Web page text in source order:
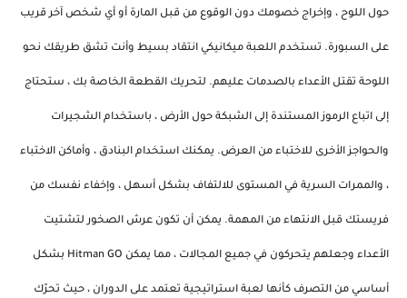
حول اللوح ، وإخراج خصومك دون الوقوع من قبل المارة أو أي شخص آخر قريب
على السبورة. تستخدم اللعبة ميكانيكي انتقاد بسيط وأنت تشق طريقك نحو
اللوحة تقتل الأعداء بالصدمات عليهم. لتحريك القطعة الخاصة بك ، ستحتاج
إلى اتباع الرموز المستندة إلى الشبكة حول الأرض ، باستخدام الشجيرات
والحواجز الأخرى للاختباء من العرض. يمكنك استخدام البنادق ، وأماكن الاختباء
، والممرات السرية في المستوى للالتفاف بشكل أسهل ، وإخفاء نفسك من
فريستك قبل الانتهاء من المهمة. يمكن أن تكون عرش الصخور لتشتيت
الأعداء وجعلهم يتحركون في جميع المجالات ، مما يمكن Hitman GO بشكل
أساسي من التصرف كأنها لعبة استراتيجية تعتمد على الدوران ، حيث تحرّك